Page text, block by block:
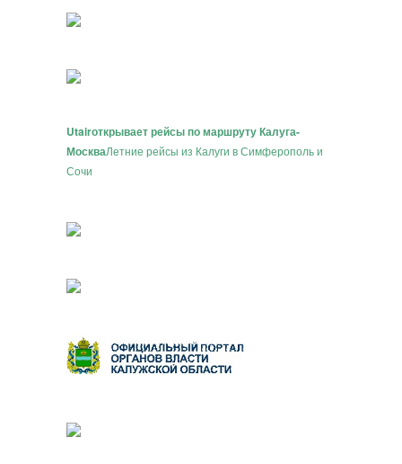
Utairоткрывает рейсы по маршруту Калуга-
МоскваЛетние рейсы из Калуги в Симферополь и
Сочи